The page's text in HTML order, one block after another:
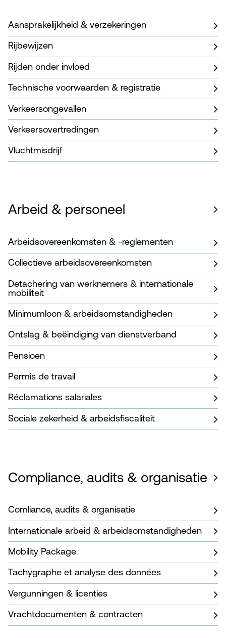
Aansprakelijkheid & verzekeringen
Rijbewijzen
Rijden onder invloed
Technische voorwaarden & registratie
Verkeersongevallen
Verkeersovertredingen
Vluchtmisdrijf
Arbeid & personeel
Arbeidsovereenkomsten & -reglementen
Collectieve arbeidsovereenkomsten
Detachering van werknemers & internationale
mobiliteit
Minimumloon & arbeidsomstandigheden
Ontslag & beëindiging van dienstverband
Pensioen
Permis de travail
Réclamations salariales
Sociale zekerheid & arbeidsfiscaliteit
Compliance, audits & organisatie
Comliance, audits & organisatie
Internationale arbeid & arbeidsomstandigheden
Mobility Package
Tachygraphe et analyse des données
Vergunningen & licenties
Vrachtdocumenten & contracten